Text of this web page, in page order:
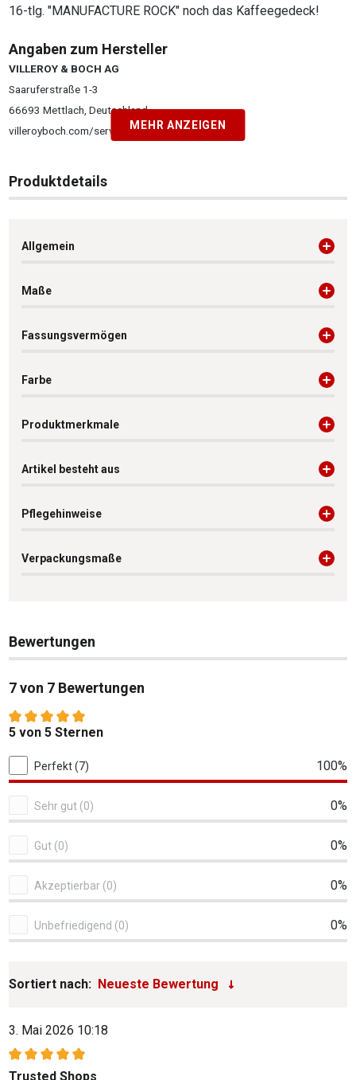
16-tlg. "MANUFACTURE ROCK" noch das Kaffeegedeck!
Angaben zum Hersteller
VILLEROY & BOCH AG
Saaruferstraße 1-3
66693 Mettlach, Deutschland
villeroyboch.com/service
MEHR ANZEIGEN
Produktdetails
Allgemein
Maße
Fassungsvermögen
Farbe
Produktmerkmale
Artikel besteht aus
Pflegehinweise
Verpackungsmaße
Bewertungen
7 von 7 Bewertungen
Durchschnittliche Bewertung von 5 von 5 Sternen
5 von 5 Sternen
7 von 7 Bewertungen
Perfekt (7) 100%
Sehr gut (0) 0%
Gut (0) 0%
Akzeptierbar (0) 0%
Unbefriedigend (0) 0%
Sortiert nach:
3. Mai 2026 10:18
Bewertung mit 5 von 5 Sternen
Trusted Shops